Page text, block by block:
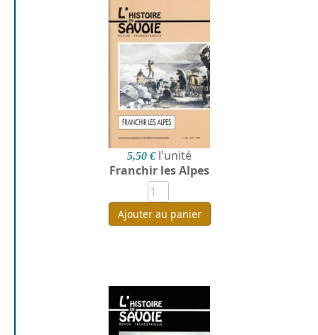
5,50 € l'unité
Franchir les Alpes
Ajouter au panier